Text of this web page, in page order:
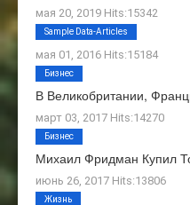
мая 20, 2019 Hits:15342
О Нас
мая 01, 2016 Hits:15184
Sample Data-Articles
В Великобритании,
март 03, 2017 Hits:14270
Бизнес
Михаил Фридман Купил
июнь 26, 2017 Hits:13806
Бизнес
Жизнь